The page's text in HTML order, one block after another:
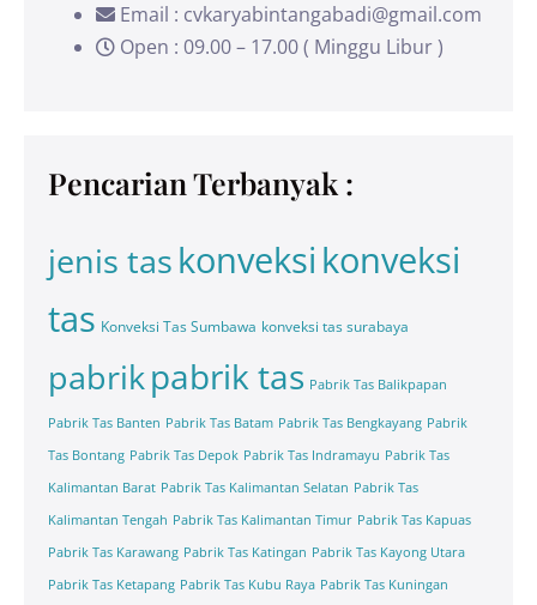
Email : cvkaryabintangabadi@gmail.com
Open : 09.00 – 17.00 ( Minggu Libur )
Pencarian Terbanyak :
jenis taskonveksi konveksi
tas Konveksi Tas Sumbawa konveksi tas surabaya
pabrikpabrik tas Pabrik Tas Balikpapan
Pabrik Tas Banten Pabrik Tas Batam Pabrik Tas Bengkayang Pabrik
Tas Bontang Pabrik Tas Depok Pabrik Tas Indramayu Pabrik Tas
Kalimantan Barat Pabrik Tas Kalimantan Selatan Pabrik Tas
Kalimantan Tengah Pabrik Tas Kalimantan Timur Pabrik Tas Kapuas
Pabrik Tas Karawang Pabrik Tas Katingan Pabrik Tas Kayong Utara
Pabrik Tas Ketapang Pabrik Tas Kubu Raya Pabrik Tas Kuningan